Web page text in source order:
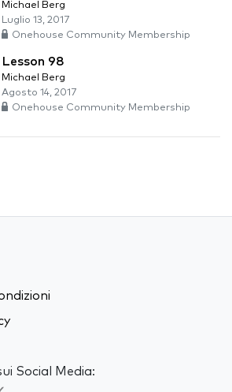
Michael Berg
Luglio 13, 2017
Onehouse Community Membership
Lesson 98
Michael Berg
Agosto 14, 2017
Onehouse Community Membership
Social Media: